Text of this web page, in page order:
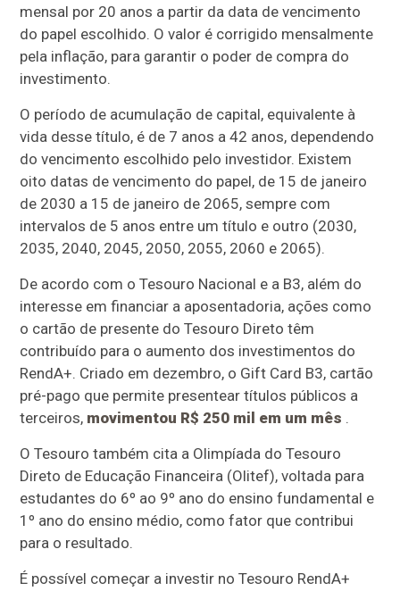
mensal por 20 anos a partir da data de vencimento
do papel escolhido. O valor é corrigido mensalmente
pela inflação, para garantir o poder de compra do
investimento.
O período de acumulação de capital, equivalente à
vida desse título, é de 7 anos a 42 anos, dependendo
do vencimento escolhido pelo investidor. Existem
oito datas de vencimento do papel, de 15 de janeiro
de 2030 a 15 de janeiro de 2065, sempre com
intervalos de 5 anos entre um título e outro (2030,
2035, 2040, 2045, 2050, 2055, 2060 e 2065).
De acordo com o Tesouro Nacional e a B3, além do
interesse em financiar a aposentadoria, ações como
o cartão de presente do Tesouro Direto têm
contribuído para o aumento dos investimentos do
RendA+. Criado em dezembro, o Gift Card B3, cartão
pré-pago que permite presentear títulos públicos a
terceiros, movimentou R$ 250 mil em um mês .
O Tesouro também cita a Olimpíada do Tesouro
Direto de Educação Financeira (Olitef), voltada para
estudantes do 6º ao 9º ano do ensino fundamental e
1º ano do ensino médio, como fator que contribui
para o resultado.
É possível começar a investir no Tesouro RendA+